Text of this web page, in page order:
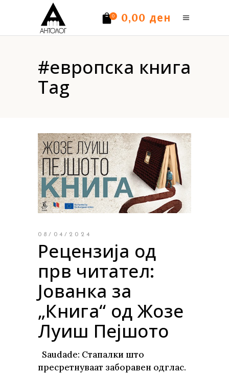
0 0,00 ден
#европска книга
Tag
08/04/2024
Рецензија од
прв читател:
Јованка за
„Книга“ од Жозе
Луиш Пејшото
Saudade: Стапалки што
пресретнуваат заборавен одглас.